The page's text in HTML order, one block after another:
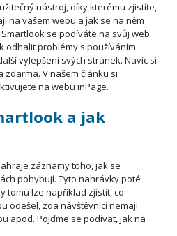
nástroj, díky kterému zjistíte,
na vašem webu a jak se na něm
se podíváte na svůj web
odhalit problémy s používáním
vylepšení svých stránek. Navíc si
zdarma. V našem článku si
na webu inPage.
a jak
záznamy toho, jak se
pohybují. Tyto nahrávky poté
tomu lze například zjistit, co
odešel, zda návštěvníci nemají
apod. Pojďme se podívat, jak na